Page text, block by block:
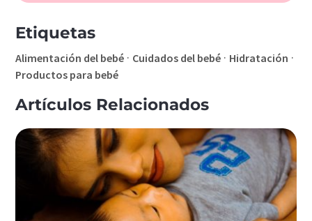
Etiquetas
Alimentación del bebé · Cuidados del bebé · Hidratación ·
Productos para bebé
Artículos Relacionados